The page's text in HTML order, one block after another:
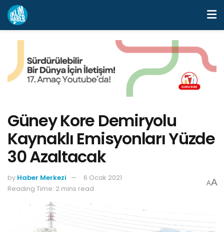
Güney Kore Demiryolu
Kaynaklı Emisyonları Yüzde
30 Azaltacak
by Haber Merkezi
6 Ocak 2021
Reading Time: 2 mins read
AA